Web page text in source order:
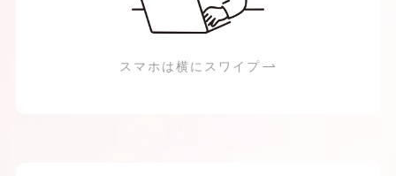
スマホは横にスワイプ